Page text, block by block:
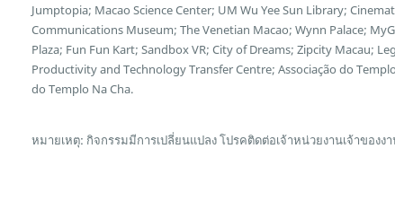
Jumptopia; Macao Science Center; UM Wu Yee Sun Library;
Communications Museum; The Venetian Macao; Wynn Palace;
Plaza; Fun Fun Kart; Sandbox VR; City of Dreams; Zipcity Macau;
Productivity and Technology Transfer Centre; Associação do
do Templo Na Cha.
หมายเหตุ: กิจกรรมมีการเปลี่ยนแปลง โปรคติดต่อเจ้าหน่วยงานเจ้าของง